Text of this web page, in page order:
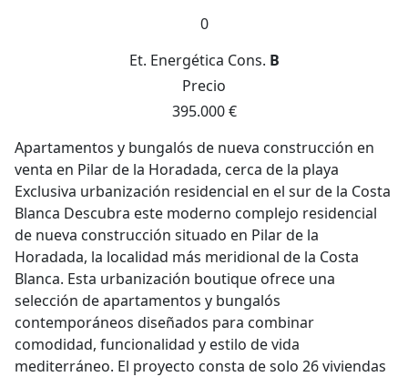
0
Et. Energética Cons. B
Precio
395.000 €
Apartamentos y bungalós de nueva construcción en
venta en Pilar de la Horadada, cerca de la playa
Exclusiva urbanización residencial en el sur de la Costa
Blanca Descubra este moderno complejo residencial
de nueva construcción situado en Pilar de la
Horadada, la localidad más meridional de la Costa
Blanca. Esta urbanización boutique ofrece una
selección de apartamentos y bungalós
contemporáneos diseñados para combinar
comodidad, funcionalidad y estilo de vida
mediterráneo. El proyecto consta de solo 26 viviendas